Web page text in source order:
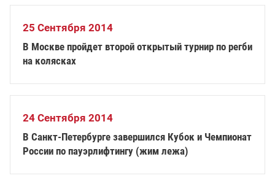
25 Сентября 2014
В Москве пройдет второй открытый турнир по регби
на колясках
24 Сентября 2014
В Санкт-Петербурге завершился Кубок и Чемпионат
России по пауэрлифтингу (жим лежа)